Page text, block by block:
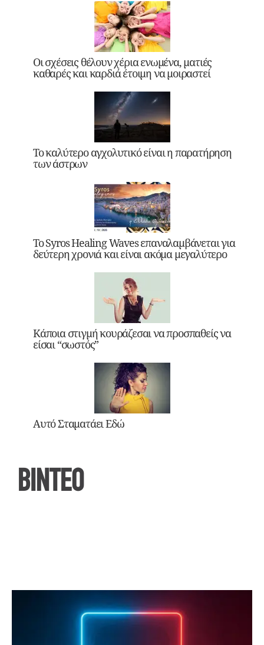
Οι σχέσεις θέλουν χέρια ενωμένα, ματιές
καθαρές και καρδιά έτοιμη να μοιραστεί
Το καλύτερο αγχολυτικό είναι η παρατήρηση
των άστρων
Το Syros Healing Waves επαναλαμβάνεται για
δεύτερη χρονιά και είναι ακόμα μεγαλύτερο
Κάποια στιγμή κουράζεσαι να προσπαθείς να
είσαι “σωστός”
Αυτό Σταματάει Εδώ
ΒΙΝΤΕΟ